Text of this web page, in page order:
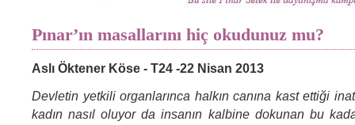
Pınar’ın masallarını hiç okudunuz mu?
Aslı Öktener Köse - T24 -22 Nisan 2013
Devletin yetkili organlarınca halkın canına kast ettiği
kadın nasıl oluyor da insanın kalbine dokunan bu